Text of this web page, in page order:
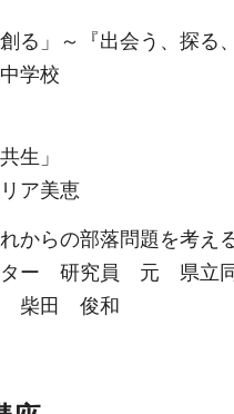
る」～『出会う、探る
学校
生」
ア美恵
からの部落問題を考え
ター 研究員 元 県立
柴田 俊和